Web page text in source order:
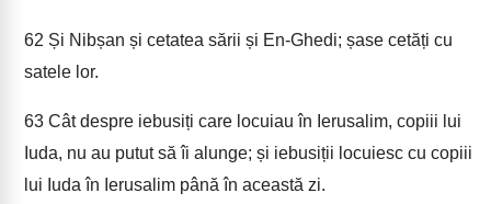
62 Și Nibșan și cetatea sării și En-Ghedi; șase cetăți cu
satele lor.
63 Cât despre iebusiți care locuiau în Ierusalim, copiii lui
Iuda, nu au putut să îi alunge; și iebusiții locuiesc cu copiii
lui Iuda în Ierusalim până în această zi.